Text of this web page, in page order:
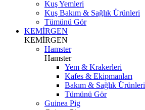
Kuş Yemleri
Kuş Bakım & Sağlık Ürünleri
Tümünü Gör
KEMİRGEN
KEMİRGEN
Hamster
Hamster
Yem & Krakerleri
Kafes & Ekipmanları
Bakım & Sağlık Ürünleri
Tümünü Gör
Guinea Pig